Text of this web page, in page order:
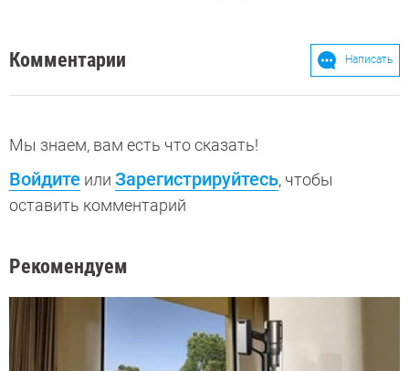
Комментарии Написать
Мы знаем, вам есть что сказать!
Войдите или Зарегистрируйтесь, чтобы
оставить комментарий
Рекомендуем